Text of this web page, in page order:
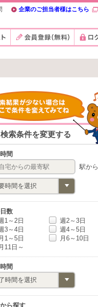
企業のご担当者様はこちら
検索条件を変更する
間
駅から
数
1～2日
週2～3日
3～4日
週4～5日
1～5日
月6～10日
11日～
間
ら探す